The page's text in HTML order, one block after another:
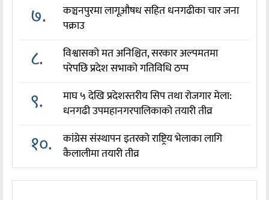
७.
कञ्चनपुरमा लागूऔषध सहित धनगढीका चार जना
पक्राउ
८.
विश्वासको मत अनिश्चित, सरकार अल्पमतमा
परेपछि प्रदेश सभाको गतिविधि ठप्प
९.
माघ ५ देखि प्रदेशस्तरीय सिप तथा रोजगार मेला:
धनगढी उपमहानगरपालिकाको तयारी तीव्र
१०.
कांग्रेस संस्थापन इतरको राष्ट्रिय भेलाका लागि
कैलालीमा तयारी तीव्र